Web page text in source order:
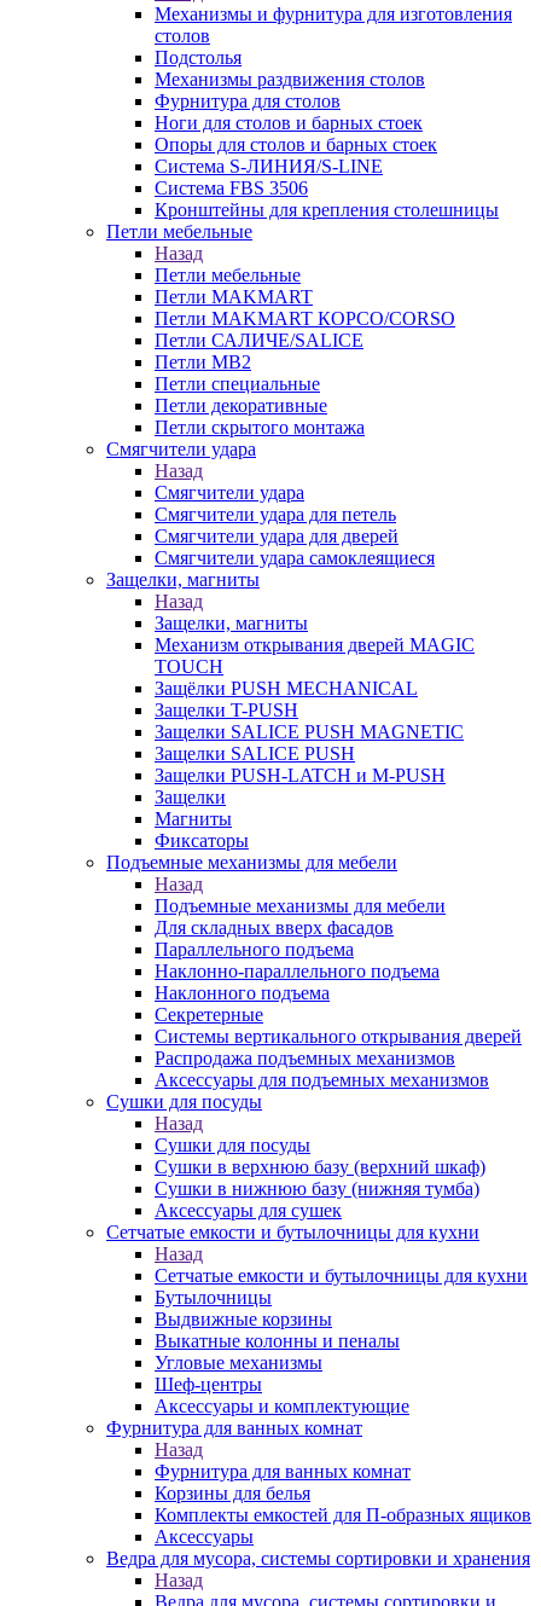
Механизмы и фурнитура для изготовления
столов
Подстолья
Механизмы раздвижения столов
Фурнитура для столов
Ноги для столов и барных стоек
Опоры для столов и барных стоек
Система S-ЛИНИЯ/S-LINE
Система FBS 3506
Кронштейны для крепления столешницы
Петли мебельные
Назад
Петли мебельные
Петли MAKMART
Петли MAKMART КОРСО/CORSO
Петли САЛИЧЕ/SALICE
Петли MB2
Петли специальные
Петли декоративные
Петли скрытого монтажа
Смягчители удара
Назад
Смягчители удара
Смягчители удара для петель
Смягчители удара для дверей
Cмягчители удара самоклеящиеся
Защелки, магниты
Назад
Защелки, магниты
Механизм открывания дверей MAGIC
TOUCH
Защёлки PUSH MECHANICAL
Защелки T-PUSH
Защелки SALICE PUSH MAGNETIC
Защелки SALICE PUSH
Защелки PUSH-LATCH и M-PUSH
Защелки
Магниты
Фиксаторы
Подъемные механизмы для мебели
Назад
Подъемные механизмы для мебели
Для складных вверх фасадов
Параллельного подъема
Наклонно-параллельного подъема
Наклонного подъема
Секретерные
Системы вертикального открывания дверей
Распродажа подъемных механизмов
Аксессуары для подъемных механизмов
Сушки для посуды
Назад
Сушки для посуды
Сушки в верхнюю базу (верхний шкаф)
Сушки в нижнюю базу (нижняя тумба)
Аксессуары для сушек
Сетчатые емкости и бутылочницы для кухни
Назад
Сетчатые емкости и бутылочницы для кухни
Бутылочницы
Выдвижные корзины
Выкатные колонны и пеналы
Угловые механизмы
Шеф-центры
Аксессуары и комплектующие
Фурнитура для ванных комнат
Назад
Фурнитура для ванных комнат
Корзины для белья
Комплекты емкостей для П-образных ящиков
Аксессуары
Ведра для мусора, системы сортировки и хранения
Назад
Ведра для мусора, системы сортировки и